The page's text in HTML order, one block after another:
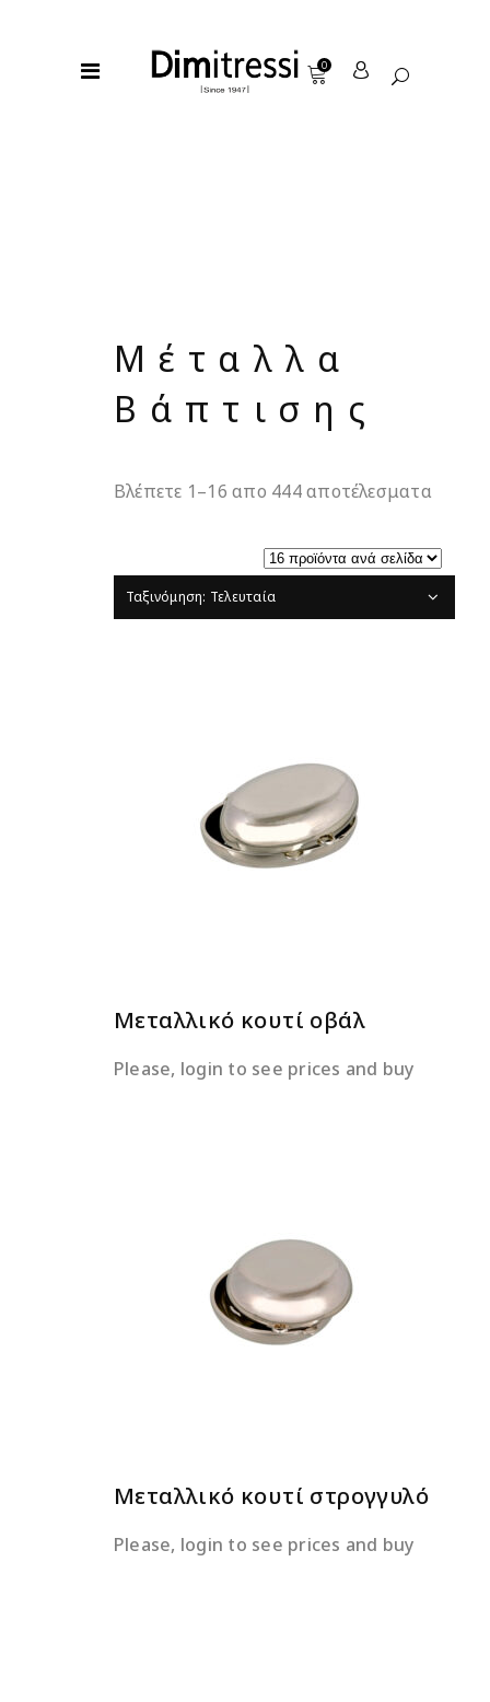
0
Μέταλλα
Βάπτισης
Βλέπετε 1–16 απο 444 αποτέλεσματα
Ταξινόμηση: Τελευταία
ΔΙΑΒΆΣΤΕ ΠΕΡΙΣΣΌΤΕΡΑ
Μεταλλικό κουτί οβάλ
Please, login to see prices and buy
ΔΙΑΒΆΣΤΕ ΠΕΡΙΣΣΌΤΕΡΑ
Μεταλλικό κουτί στρογγυλό
Please, login to see prices and buy